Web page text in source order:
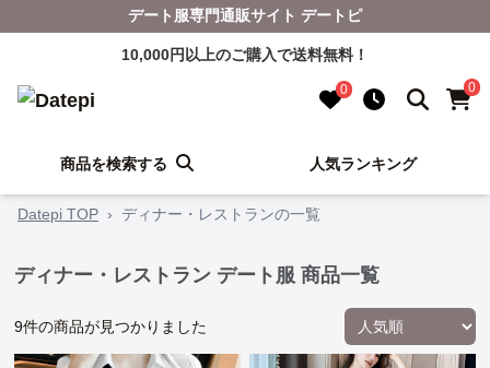
デート服専門通販サイト デートピ
10,000円以上のご購入で送料無料！
0 0
商品を検索する 人気ランキング
Datepi TOP › ディナー・レストランの一覧
ディナー・レストラン デート服 商品一覧
9件の商品が見つかりました